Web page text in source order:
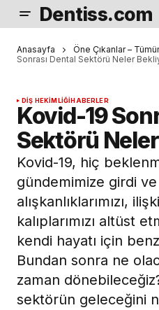
Dentiss.com
Anasayfa Öne Çıkanlar –
Sonrası Dental Sektörü Neler
DIŞ HEKIMLIĞIHABERLER
Kovid-19
Sektörü
Kovid-19, hiç
gündemimize girdi
alışkanlıklarımızı,
kalıplarımızı altüst
kendi hayatı için
Bundan sonra ne
zaman
sektörün geleceğini